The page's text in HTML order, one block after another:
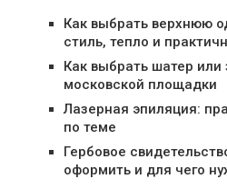
Как выбрать верхнюю
стиль, тепло и
Как выбрать шатер или
московской площадки
Лазерная эпиляция:
по теме
Гербовое
оформить и для чего